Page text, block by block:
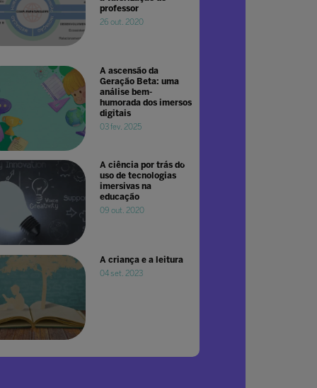
professor
26 out. 2020
A ascensão da
Geração Beta: uma
análise bem-
humorada dos imersos
digitais
03 fev. 2025
A ciência por trás do
uso de tecnologias
imersivas na
educação
09 out. 2020
A criança e a leitura
04 set. 2023